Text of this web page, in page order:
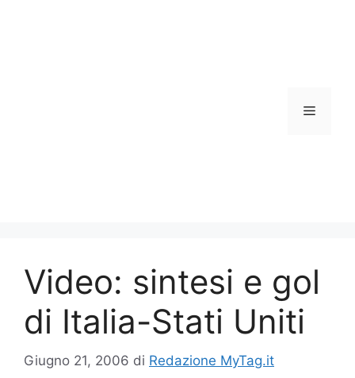
Menu
Video: sintesi e gol
di Italia-Stati Uniti
Giugno 21, 2006 di Redazione MyTag.it